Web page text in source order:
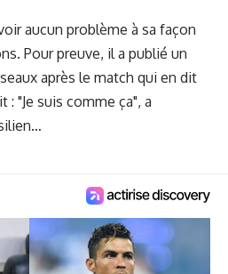
aucun problème à sa façon
Pour preuve, il a publié un
après le match qui en dit
: "Je suis comme ça", a